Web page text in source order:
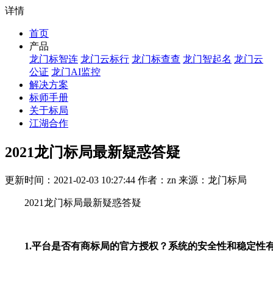
详情
首页
产品
龙门标智连 龙门云标行 龙门标查查 龙门智起名 龙门云
公证 龙门AI监控
解决方案
标师手册
关于标局
江湖合作
2021龙门标局最新疑惑答疑
更新时间：2021-02-03 10:27:44 作者：zn 来源：龙门标局
2021龙门标局最新疑惑答疑
1.平台是否有商标局的官方授权？系统的安全性和稳定性